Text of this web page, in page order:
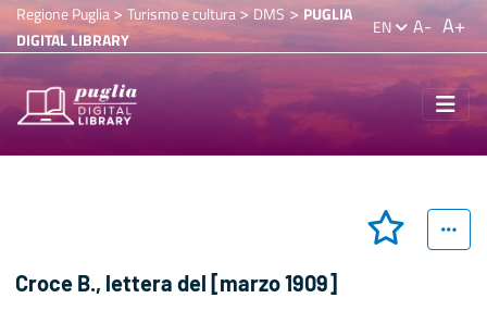
Regione Puglia> Turismo e cultura>DMS > PUGLIA
DIGITAL LIBRARY
EN A- A+
Croce B., lettera del [marzo 1909]